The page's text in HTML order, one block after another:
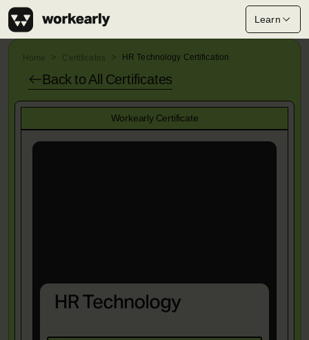
Learn
Home Certificates HR Technology Certification
Back to All Certificates
Workearly Certificate